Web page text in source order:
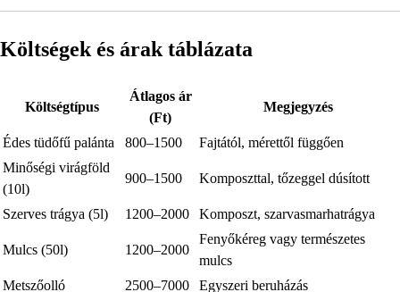
Költségek és árak táblázata
Költségtípus
Átlagos ár
(Ft)
Megjegyzés
Édes tüdőfű palánta 800–1500
Fajtától, mérettől függően
Minőségi virágföld
(10l)
900–1500 Komposzttal, tőzeggel dúsított
Szerves trágya (5l) 1200–2000 Komposzt, szarvasmarhatrágya
Mulcs (50l) 1200–2000
Fenyőkéreg vagy természetes
mulcs
Metszőolló
2500–7000 Egyszeri beruházás